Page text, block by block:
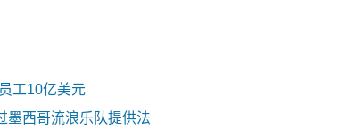
工10亿美元
墨西哥流浪乐队提供法